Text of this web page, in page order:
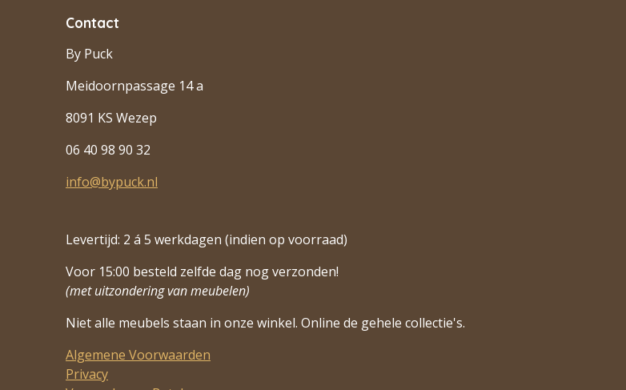
Contact
By Puck
Meidoornpassage 14 a
8091 KS Wezep
06 40 98 90 32
info@bypuck.nl
Levertijd: 2 á 5 werkdagen (indien op voorraad)
Voor 15:00 besteld zelfde dag nog verzonden!
(met uitzondering van meubelen)
Niet alle meubels staan in onze winkel. Online de gehele collectie's.
Algemene Voorwaarden
Privacy